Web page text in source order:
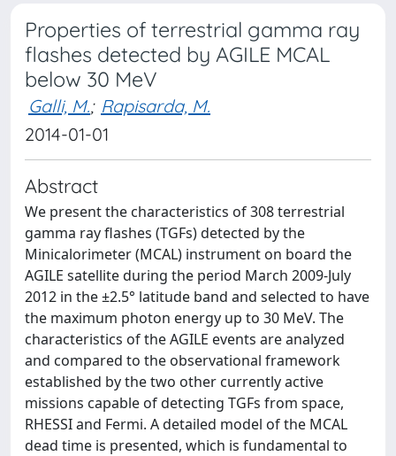
Properties of terrestrial gamma ray
flashes detected by AGILE MCAL
below 30 MeV
Galli, M.; Rapisarda, M.
2014-01-01
Abstract
We present the characteristics of 308 terrestrial
gamma ray flashes (TGFs) detected by the
Minicalorimeter (MCAL) instrument on board the
AGILE satellite during the period March 2009-July
2012 in the ±2.5° latitude band and selected to have
the maximum photon energy up to 30 MeV. The
characteristics of the AGILE events are analyzed
and compared to the observational framework
established by the two other currently active
missions capable of detecting TGFs from space,
RHESSI and Fermi. A detailed model of the MCAL
dead time is presented, which is fundamental to